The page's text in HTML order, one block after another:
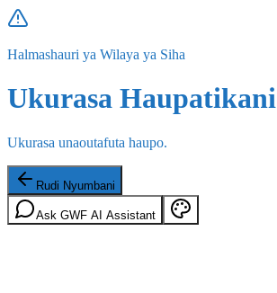
Halmashauri ya Wilaya ya Siha
Ukurasa Haupatikani
Ukurasa unaoutafuta haupo.
Rudi Nyumbani
Ask GWF AI Assistant